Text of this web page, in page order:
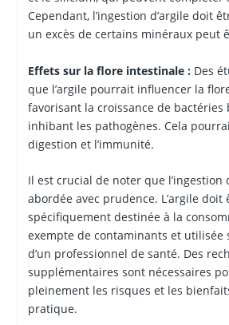
Cependant, l’ingestion d’argile doit
un excès de certains minéraux peut
Effets sur la flore intestinale :Des
que l’argile pourrait influencer la
favorisant la croissance de bactéries
inhibant les pathogènes. Cela
digestion et l’immunité.
Il est crucial de noter que l’ingestion
abordée avec prudence. L’argile doit
spécifiquement destinée à la
exempte de contaminants et utilisée
d’un professionnel de santé. Des
supplémentaires sont nécessaires
pleinement les risques et les
pratique.